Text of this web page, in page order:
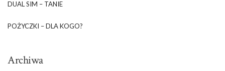
DUAL SIM – TANIE
POŻYCZKI – DLA KOGO?
Archiwa